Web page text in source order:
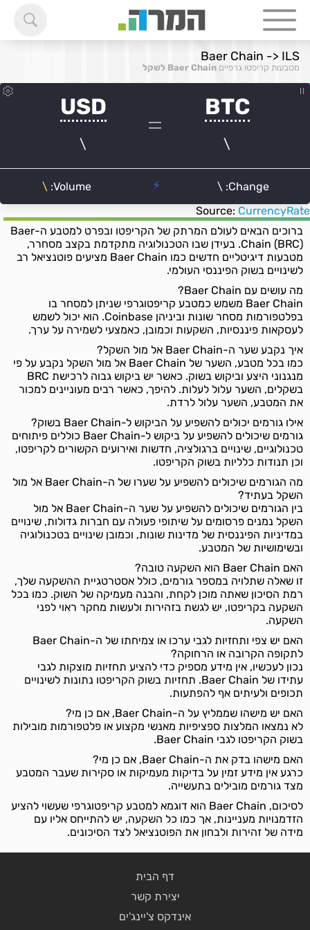
Baer Chain -> ILS
מטבעות קריפטו גרפיים Baer Chain לשקל
Source: CurrencyRate
ברוכים הבאים לעולם המרתק של הקריפטו ובפרט למטבע ה-Baer
Chain (BRC). בעידן שבו הטכנולוגיה מתקדמת בקצב מסחרר,
מטבעות דיגיטליים חדשים כמו Baer Chain מציעים פוטנציאל רב
לשינויים בשוק הפיננסי העולמי.
מה עושים עם Baer Chain?
Baer Chain משמש כמטבע קריפטוגרפי שניתן למסחר בו
בפלטפורמות מסחר שונות וביניהן Coinbase. הוא יכול לשמש
לעסקאות פיננסיות, השקעות וכמובן, כאמצעי לשמירה על ערך.
איך נקבע שער ה-Baer Chain אל מול השקל?
כמו בכל מטבע, השער של Baer Chain אל מול השקל נקבע על פי
מנגנוני היצע וביקוש בשוק. כאשר יש ביקוש גבוה לרכישת BRC
בשקלים, השער עלול לעלות. להיפך, כאשר רבים מעוניינים למכור
את המטבע, השער עלול לרדת.
אילו גורמים יכולים להשפיע על הביקוש ל-Baer Chain בשוק?
גורמים שיכולים להשפיע על ביקוש ל-Baer Chain כוללים פיתוחים
טכנולוגיים, שינויים ברגולציה, חדשות ואירועים הקשורים לקריפטו,
וכן תנודות כלליות בשוק הקריפטו.
מה הגורמים שיכולים להשפיע על שערו של ה-Baer Chain אל מול
השקל בעתיד?
בין הגורמים שיכולים להשפיע על שער ה-Baer Chain אל מול
השקל נמנים פרסומים על שיתופי פעולה עם חברות גדולות, שינויים
במדיניות הפיננסית של מדינות שונות, וכמובן שינויים בטכנולוגיה
ובשימושיות של המטבע.
האם Baer Chain הוא השקעה טובה?
זו שאלה שתלויה במספר גורמים, כולל אסטרטגיית ההשקעה שלך,
רמת הסיכון שאתה מוכן לקחת, והבנה מעמיקה של השוק. כמו בכל
השקעה בקריפטו, יש לגשת בזהירות ולעשות מחקר ראוי לפני
השקעה.
האם יש צפי ותחזיות לגבי ערכו או צמיחתו של ה-Baer Chain
לתקופה הקרובה או הרחוקה?
נכון לעכשיו, אין מידע מספיק כדי להציע תחזיות מוצקות לגבי
עתידו של Baer Chain. תחזיות בשוק הקריפטו נתונות לשינויים
תכופים ולעיתים אף להפתעות.
האם יש מישהו שממליץ על ה-Baer Chain, אם כן מי?
לא נמצאו המלצות ספציפיות מאנשי מקצוע או פלטפורמות מובילות
בשוק הקריפטו לגבי Baer Chain.
האם מישהו בדק את ה-Baer Chain, אם כן מי?
כרגע אין מידע זמין על בדיקות מעמיקות או סקירות שעבר המטבע
מצד גורמים מובילים בתעשייה.
לסיכום, Baer Chain הוא דוגמא למטבע קריפטוגרפי שעשוי להציע
הזדמנויות מעניינות, אך כמו כל השקעה, יש להתייחס אליו עם
מידה של זהירות ולבחון את הפוטנציאל לצד הסיכונים.
דף הבית
יצירת קשר
אינדקס צ'יינג'ים